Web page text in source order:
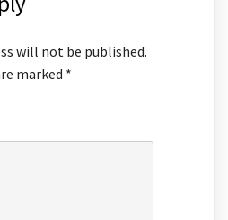
will not be published.
marked *